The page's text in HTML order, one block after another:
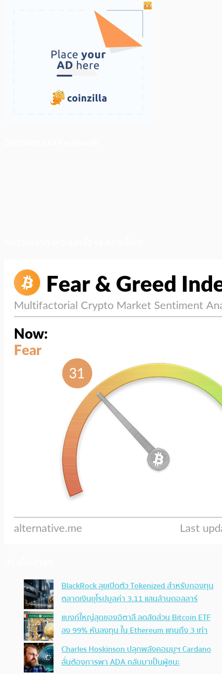
BlackRock ลุยเปิดตัว Tokenized สำหรับกองทุน
ตลาดเงินยุโรปมูลค่า 3.11 แสนล้านดอลลาร์
แบงก์ใหญ่สุดของอิตาลี ลดสัดส่วน Bitcoin ETF
ลง 99% หันลงทุน ใน Ethereum แทนถึง 3 เท่า
Charles Hoskinson ปลุกพลังคอมมูฯ Cardano
ลั่นต้องการพา ADA กลับมาเป็นผู้ชนะ